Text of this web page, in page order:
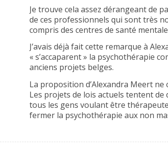
Je trouve cela assez dérangeant de
de ces professionnels qui sont très
compris des centres de santé
J’avais déjà fait cette remarque à
« s’accaparent » la psychothérapie
anciens projets belges.
La proposition d’Alexandra Meert
Les projets de lois actuels tentent
tous les gens voulant être
fermer la psychothérapie aux non